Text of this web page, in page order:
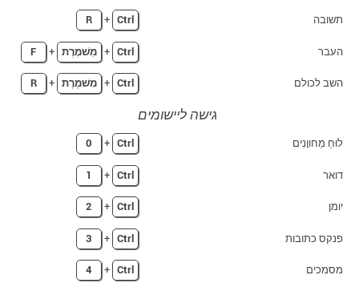
תשובה Ctrl
+
R
העבר Ctrl
+ מִשׁמֶרֶת +
F
השב לכולם Ctrl
+ מִשׁמֶרֶת +
R
גישה ליישומים
לוּחַ מַחווָנִים Ctrl
+
0
דואר Ctrl
+
1
יומן Ctrl
+
2
פנקס כתובות Ctrl
+
3
מסמכים Ctrl
+
4